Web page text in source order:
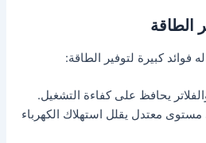
الطاقة
فوائد كبيرة لتوفير الطاقة:
يحافظ على كفاءة التشغيل.
معتدل يقلل استهلاك الكهرباء